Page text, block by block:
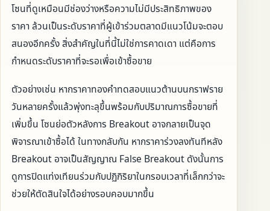
โซนที่ดูเหมือนมีช่องว่างหรือความไม่มีประสิทธิภาพของ
ราคา ล้วนเป็นระดับราคาที่ผู้เข้าร่วมตลาดมีแนวโน้มจะตอบ
สนองอีกครั้ง สิ่งสำคัญในที่นี้ไม่ใช่การคาดเดา แต่คือการ
กำหนดระดับราคาที่จะรอเพื่อเข้าซื้อขาย
ตัวอย่างเช่น หากราคาทองคำทดสอบแนวต้านบนกราฟราย
วันหลายครั้งแล้วพุ่งทะลุขึ้นพร้อมกับปริมาณการซื้อขายที่
เพิ่มขึ้น โซนย่อตัวหลังการ Breakout อาจกลายเป็นจุด
พิจารณาเข้าซื้อได้ ในทางกลับกัน หากราคาร่วงลงทันทีหลัง
Breakout อาจเป็นสัญญาณ False Breakout ดังนั้นการ
ดูการปิดแท่งเทียนร่วมกับปฏิกิริยาในกรอบเวลาที่เล็กกว่าจะ
ช่วยให้ตัดสินใจได้อย่างรอบคอบมากขึ้น